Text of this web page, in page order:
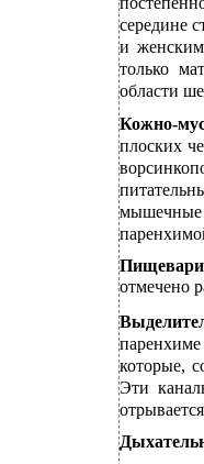
середине
и
только
области
Кожно-
плоских
мышечные
отмечено
которые,
Эти